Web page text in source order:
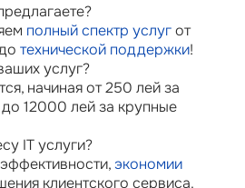
полный спектр услугот
технической поддержки!
услуг?
начиная от 250 лей за
12000 лей за крупные
IT услуги?
экономии
клиентского сервиса.